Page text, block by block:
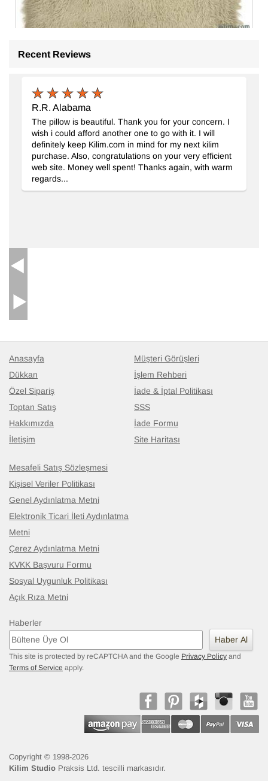
140 cm x 230 cm
31.364 TL
Recent Reviews
R.R. Alabama
The pillow is beautiful. Thank you for your concern. I
wish i could afford another one to go with it. I will
definitely keep Kilim.com in mind for my next kilim
purchase. Also, congratulations on your very efficient
web site. Money well spent! Thanks again, with warm
regards...
Anasayfa
Dükkan
Özel Sipariş
Toptan Satış
Hakkımızda
İletişim
Müşteri Görüşleri
İşlem Rehberi
İade & İptal Politikası
SSS
İade Formu
Site Haritası
Mesafeli Satış Sözleşmesi
Kişisel Veriler Politikası
Genel Aydınlatma Metni
Elektronik Ticari İleti Aydınlatma
Metni
Çerez Aydınlatma Metni
KVKK Başvuru Formu
Sosyal Uygunluk Politikası
Açık Rıza Metni
Haberler
Haber Al
This site is protected by reCAPTCHA and the Google Privacy Policy and
Terms of Service apply.
Copyright © 1998-2026
Kilim Studio Praksis Ltd. tescilli markasıdır.